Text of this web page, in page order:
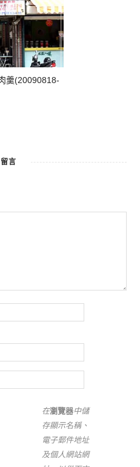
羹(20090818-
言
在瀏覽器中儲
存顯示名稱、
電子郵件地址
及個人網站網